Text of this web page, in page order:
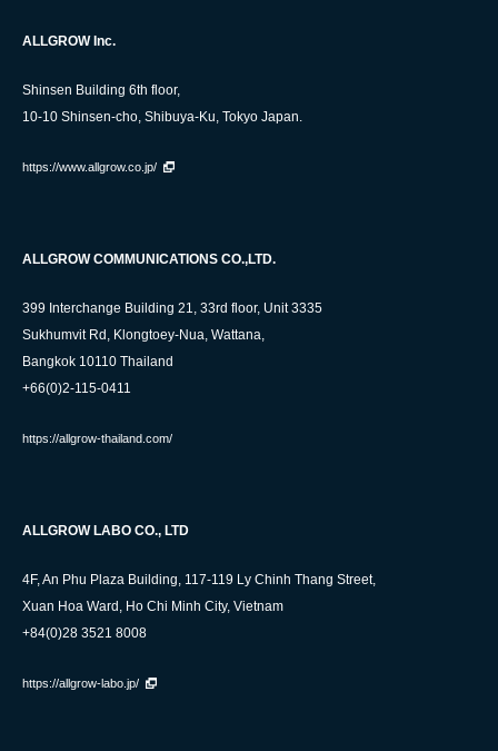
ALLGROW Inc.
Shinsen Building 6th floor,
10-10 Shinsen-cho, Shibuya-Ku, Tokyo Japan.
https://www.allgrow.co.jp/
ALLGROW COMMUNICATIONS CO.,LTD.
399 Interchange Building 21, 33rd floor, Unit 3335
Sukhumvit Rd, Klongtoey-Nua, Wattana,
Bangkok 10110 Thailand
+66(0)2-115-0411
https://allgrow-thailand.com/
ALLGROW LABO CO., LTD
4F, An Phu Plaza Building, 117-119 Ly Chinh Thang Street,
Xuan Hoa Ward, Ho Chi Minh City, Vietnam
+84(0)28 3521 8008
https://allgrow-labo.jp/